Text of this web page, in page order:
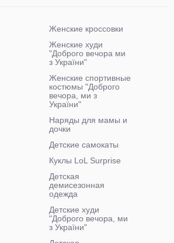
Женские кроссовки
Женские худи
"Доброго вечора ми
з України"
Женские спортивные
костюмы "Доброго
вечора, ми з
України"
Наряды для мамы и
дочки
Детские самокаты
Куклы LoL Surprise
Детская
демисезонная
одежда
Детские худи
"Доброго вечора, ми
з України"